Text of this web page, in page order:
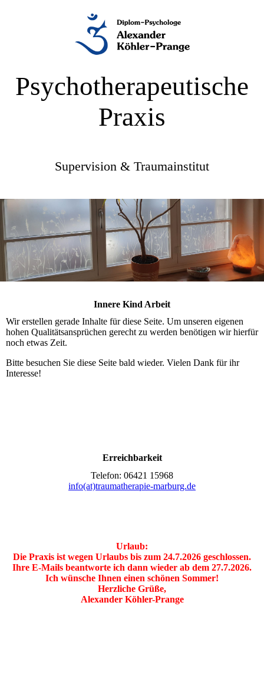
Psychotherapeutische
Praxis
Supervision & Traumainstitut
Innere Kind Arbeit
Wir erstellen gerade Inhalte für diese Seite. Um unseren eigenen
hohen Qualitätsansprüchen gerecht zu werden benötigen wir hierfür
noch etwas Zeit.
Bitte besuchen Sie diese Seite bald wieder. Vielen Dank für ihr
Interesse!
Erreichbarkeit
Telefon: 06421 15968
info(at)traumatherapie-marburg.de
Urlaub:
Die Praxis ist wegen Urlaubs bis zum 24.7.2026 geschlossen.
Ihre E-Mails beantworte ich dann wieder ab dem 27.7.2026.
Ich wünsche Ihnen einen schönen Sommer!
Herzliche Grüße,
Alexander Köhler-Prange